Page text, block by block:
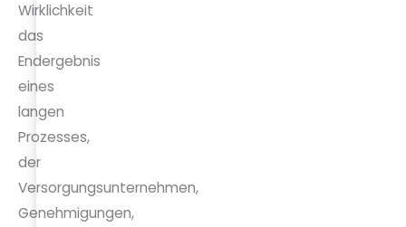
Wirklichkeit
das
Endergebnis
eines
langen
Prozesses,
der
Versorgungsunternehmen,
Genehmigungen,